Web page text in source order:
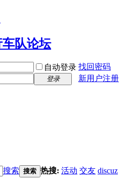
自动登录 找回密码
登录
新用户注册
搜索 搜索 热搜: 活动 交友 discuz